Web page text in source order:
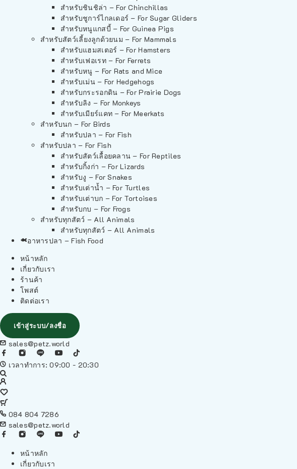
สำหรับชินชิล่า – For Chinchillas
สำหรับชูการ์ไกลเดอร์ – For Sugar Gliders
สำหรับหนูแกสบี้ – For Guinea Pigs
สำหรับสัตว์เลี้ยงลูกด้วยนม – For Mammals
สำหรับแฮมสเตอร์ – For Hamsters
สำหรับเฟอเรท – For Ferrets
สำหรับหนู – For Rats and Mice
สำหรับเม่น – For Hedgehogs
สำหรับกระรอกดิน – For Prairie Dogs
สำหรับลิง – For Monkeys
สำหรับเมียร์แคท – For Meerkats
สำหรับนก – For Birds
สำหรับปลา – For Fish
สำหรับปลา – For Fish
สำหรับสัตว์เลื้อยคลาน – For Reptiles
สำหรับกิ้งก่า – For Lizards
สำหรับงู – For Snakes
สำหรับเต่าน้ำ – For Turtles
สำหรับเต่าบก – For Tortoises
สำหรับกบ – For Frogs
สำหรับทุกสัตว์ – All Animals
สำหรับทุกสัตว์ – All Animals
อาหารปลา – Fish Food
หน้าหลัก
เกี่ยวกับเรา
ร้านค้า
โพสต์
ติดต่อเรา
เข้าสู่ระบบ/ลงชื่อ
sales@petz.world
เวลาทำการ: 09:00 - 20:30
084 804 7286
sales@petz.world
หน้าหลัก
เกี่ยวกับเรา